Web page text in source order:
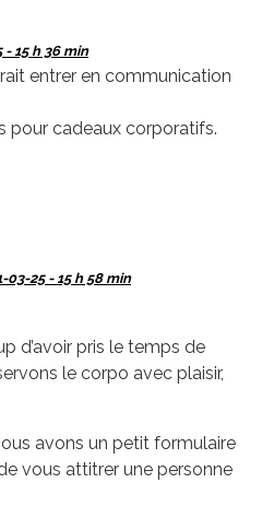
- 15 h 36 min
entrer en communication
pour cadeaux corporatifs.
03-25 - 15 h 58 min
d’avoir pris le temps de
le corpo avec plaisir,
avons un petit formulaire
vous attitrer une personne